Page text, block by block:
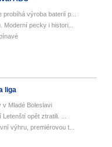
výroba baterií p...
pecky i histori...
liga
v Mladé Boleslavi
opět ztratili. ...
výhru, premiérovou t...